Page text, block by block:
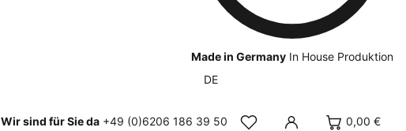
Made in Germany In House Produktion
DE
Wir sind für Sie da +49 (0)6206 186 39 50 0,00 €